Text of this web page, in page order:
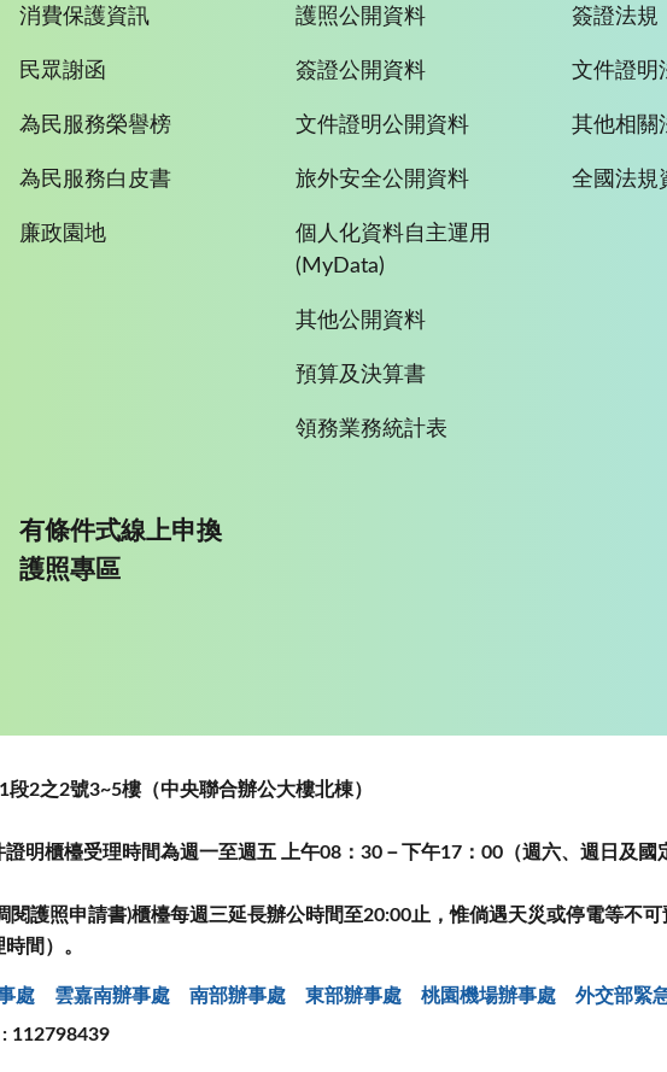
消費保護資訊
民眾謝函
為民服務榮譽榜
為民服務白皮書
廉政園地
護照公開資料
簽證公開資料
文件證明公開資料
旅外安全公開資料
個人化資料自主運用
(MyData)
其他公開資料
預算及決算書
領務業務統計表
簽證法規
文件證明
其他相關
全國法規
有條件式線上申換
護照專區
2之2號3~5樓（中央聯合辦公大樓北棟）
明櫃檯受理時間為週一至週五 上午08：30－下午17：00（週六、週日及國
閱護照申請書)櫃檯每週三延長辦公時間至20:00止，惟倘遇天災或停電等不可
間）。
處 雲嘉南辦事處 南部辦事處 東部辦事處 桃園機場辦事處
外交部緊
112798439